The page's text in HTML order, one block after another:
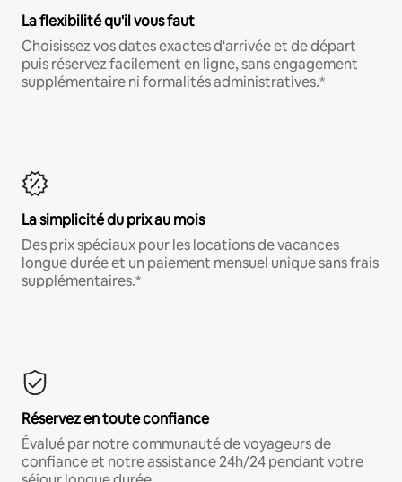
La flexibilité qu'il vous faut
Choisissez vos dates exactes d'arrivée et de départ
puis réservez facilement en ligne, sans engagement
supplémentaire ni formalités administratives.*
La simplicité du prix au mois
Des prix spéciaux pour les locations de vacances
longue durée et un paiement mensuel unique sans frais
supplémentaires.*
Réservez en toute confiance
Évalué par notre communauté de voyageurs de
confiance et notre assistance 24h/24 pendant votre